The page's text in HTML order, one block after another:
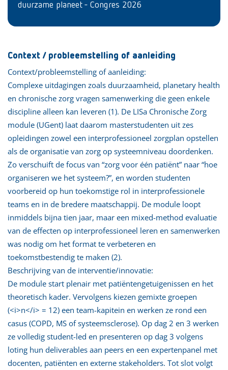
duurzame planeet - Congres 2026
Context / probleemstelling of aanleiding
Context/probleemstelling of aanleiding:
Complexe uitdagingen zoals duurzaamheid, planetary health
en chronische zorg vragen samenwerking die geen enkele
discipline alleen kan leveren (1). De LISa Chronische Zorg
module (UGent) laat daarom masterstudenten uit zes
opleidingen zowel een interprofessioneel zorgplan opstellen
als de organisatie van zorg op systeemniveau doordenken.
Zo verschuift de focus van “zorg voor één patiënt” naar “hoe
organiseren we het systeem?”, en worden studenten
voorbereid op hun toekomstige rol in interprofessionele
teams en in de bredere maatschappij. De module loopt
inmiddels bijna tien jaar, maar een mixed-method evaluatie
van de effecten op interprofessioneel leren en samenwerken
was nodig om het format te verbeteren en
toekomstbestendig te maken (2).
Beschrijving van de interventie/innovatie:
De module start plenair met patiëntengetuigenissen en het
theoretisch kader. Vervolgens kiezen gemixte groepen
(<i>n</i> = 12) een team-kapitein en werken ze rond een
casus (COPD, MS of systeemsclerose). Op dag 2 en 3 werken
ze volledig student-led en presenteren op dag 3 volgens
loting hun deliverables aan peers en een expertenpanel met
docenten, patiënten en externe stakeholders. Tot slot volgt